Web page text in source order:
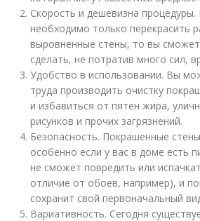
Скорость и дешевизна процедуры.
необходимо только перекрасить
выровненные стены, то вы
сделать, не потратив много сил,
Удобство в использовании. Вы
труда производить очистку
и избавиться от пятен жира,
рисунков и прочих загрязнений.
Безопасность. Покрашенные
особенно если у вас в доме есть
не сможет повредить или
отличие от обоев, например), и
сохранит свой первоначальный
Вариативность. Сегодня